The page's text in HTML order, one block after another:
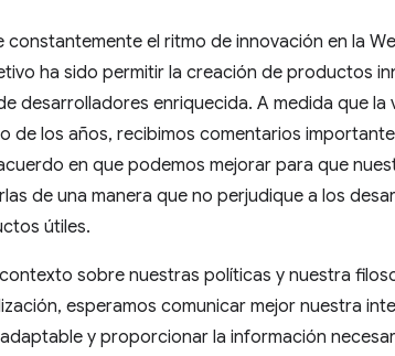
el ritmo de innovación en la
ha sido permitir la creación de productos
desarrolladores enriquecida. A medida que
de los años, recibimos comentarios
en que podemos mejorar para que
de una manera que no perjudique a los
útiles.
sobre nuestras políticas y nuestra
esperamos comunicar mejor nuestra
y proporcionar la información